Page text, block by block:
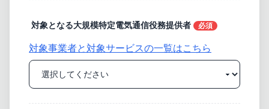
対象となる大規模特定電気通信役務提供者 必須
対象事業者と対象サービスの一覧はこちら